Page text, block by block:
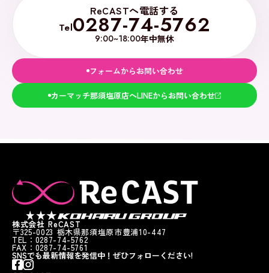
ReCASTへ電話する
Tel0287-74-5762
9:00~18:00年中無休
フォームからお問い合わせ
カーマッチ那須塩原店へLINEからお問い合わせ
株式会社 ReCAST
〒325-0023 栃木県那須塩原市豊浦10-447
TEL：0287-74-5762
FAX：0287-74-5761
SNSでも最新情報を発信中！ぜひフォローください!